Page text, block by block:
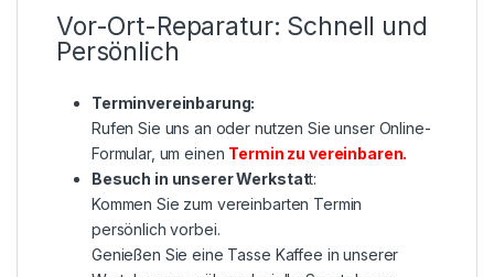
Vor-Ort-Reparatur: Schnell und
Persönlich
Terminvereinbarung:
Rufen Sie uns an oder nutzen Sie unser Online-
Formular, um einen Termin zu vereinbaren.
Besuch in unserer Werkstatt:
Kommen Sie zum vereinbarten Termin
persönlich vorbei.
Genießen Sie eine Tasse Kaffee in unserer